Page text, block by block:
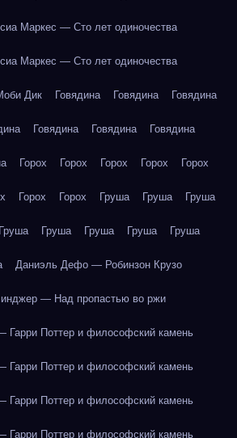
Маркес — Сто лет одиночества
Маркес — Сто лет одиночества
Дик Говядина Говядина Говядина
Говядина Говядина Говядина
Горох Горох Горох Горох Горох
Горох Горох Груша Груша Груша
Груша Груша Груша Груша Груша
Даниэль Дефо — Робинзон Крузо
— Над пропастью во ржи
Гарри Поттер и философский камень
Гарри Поттер и философский камень
Гарри Поттер и философский камень
Гарри Поттер и философский камень